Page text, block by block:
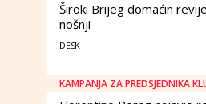
Široki Brijeg domaćin
nošnji
DESK
KAMPANJA ZA PREDSJEDNIKA